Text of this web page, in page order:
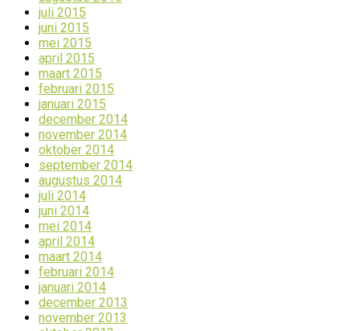
juli 2015
juni 2015
mei 2015
april 2015
maart 2015
februari 2015
januari 2015
december 2014
november 2014
oktober 2014
september 2014
augustus 2014
juli 2014
juni 2014
mei 2014
april 2014
maart 2014
februari 2014
januari 2014
december 2013
november 2013